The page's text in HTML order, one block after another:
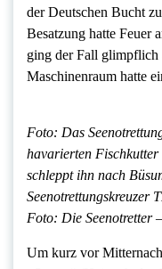
der Deutschen Bucht
Besatzung hatte Feuer
ging der Fall glimpflich
Maschinenraum hatte
Foto: Das
havarierten
schleppt ihn nach
Seenotrettungskreuzer
Foto: Die Seenotretter
Um kurz vor